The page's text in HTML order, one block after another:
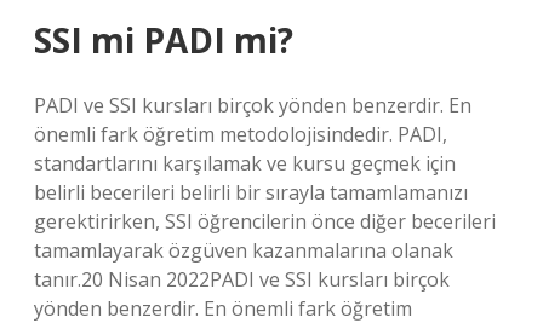
SSI mi PADI mi?
PADI ve SSI kursları birçok yönden benzerdir. En
önemli fark öğretim metodolojisindedir. PADI,
standartlarını karşılamak ve kursu geçmek için
belirli becerileri belirli bir sırayla tamamlamanızı
gerektirirken, SSI öğrencilerin önce diğer becerileri
tamamlayarak özgüven kazanmalarına olanak
tanır.20 Nisan 2022PADI ve SSI kursları birçok
yönden benzerdir. En önemli fark öğretim